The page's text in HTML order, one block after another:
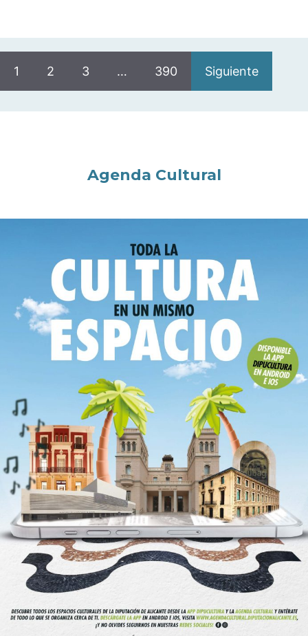
1 2 3 … 390 Siguiente
Agenda Cultural